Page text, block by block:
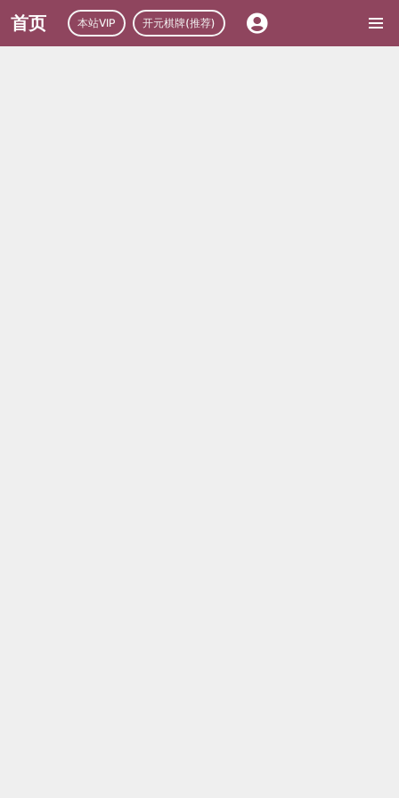
首页 本站VIP 开元棋牌(推荐)